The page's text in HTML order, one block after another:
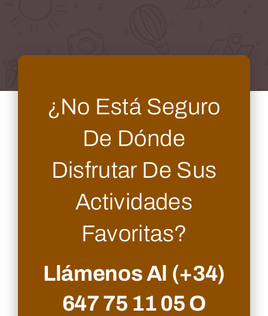
¿No Está Seguro
De Dónde
Disfrutar De Sus
Actividades
Favoritas?
Llámenos Al (+34)
647 75 11 05 O